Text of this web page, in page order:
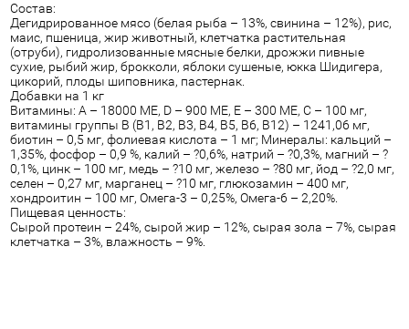
Состав:
Дегидрированное мясо (белая рыба – 13%, свинина – 12%), рис,
маис, пшеница, жир животный, клетчатка растительная
(отруби), гидролизованные мясные белки, дрожжи пивные
сухие, рыбий жир, брокколи, яблоки сушеные, юкка Шидигера,
цикорий, плоды шиповника, пастернак.
Добавки на 1 кг
Витамины: А – 18000 МЕ, D – 900 МЕ, E – 300 МЕ, С – 100 мг,
витамины группы B (B1, B2, В3, B4, B5, B6, B12) – 1241,06 мг,
биотин – 0,5 мг, фолиевая кислота – 1 мг; Минералы: кальций –
1,35%, фосфор – 0,9 %, калий – ?0,6%, натрий – ?0,3%, магний – ?
0,1%, цинк – 100 мг, медь – ?10 мг, железо – ?80 мг, йод – ?2,0 мг,
селен – 0,27 мг, марганец – ?10 мг, глюкозамин – 400 мг,
хондроитин – 100 мг, Омега-3 – 0,25%, Омега-6 – 2,20%.
Пищевая ценность:
Сырой протеин – 24%, cырой жир – 12%, cырая зола – 7%, cырая
клетчатка – 3%, влажность – 9%.